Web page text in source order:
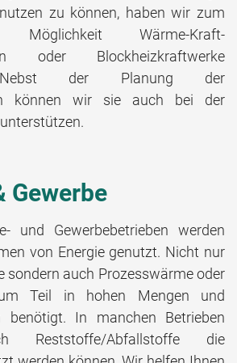
zu können, haben wir zum
Wärme-Kraft-
oder Blockheizkraftwerke
Nebst der Planung der
können wir sie auch bei der
Gewerbe
und Gewerbebetrieben werden
von Energie genutzt. Nicht nur
sondern auch Prozesswärme oder
Teil in hohen Mengen und
benötigt. In manchen Betrieben
Reststoffe/Abfallstoffe die